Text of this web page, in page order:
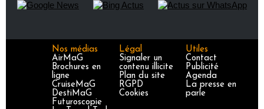
Nos médias
AirMaG
Brochures en
ligne
CruiseMaG
DestiMaG
Futuroscopie
Légal
Signaler un
contenu illicite
Plan du site
RGPD
Cookies
Utiles
Contact
Publicité
Agenda
La presse en
parle